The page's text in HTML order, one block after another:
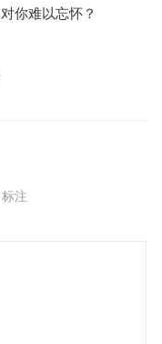
你难以忘怀？
注